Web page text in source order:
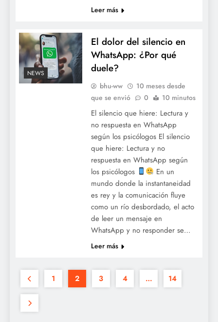
Leer más
NEWS
El dolor del silencio en
WhatsApp: ¿Por qué
duele?
bhu-ww
10 meses desde
que se envió
0 10 minutos
El silencio que hiere: Lectura y
no respuesta en WhatsApp
según los psicólogos El silencio
que hiere: Lectura y no
respuesta en WhatsApp según
los psicólogos
En un
mundo donde la instantaneidad
es rey y la comunicación fluye
como un río desbordado, el acto
de leer un mensaje en
WhatsApp y no responder se…
Leer más
1 2 3 4 … 14